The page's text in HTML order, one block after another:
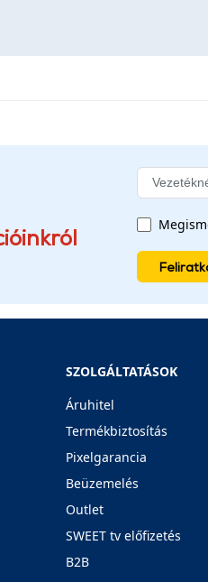
SZOLGÁLTATÁSOK
Áruhitel
Termékbiztosítás
Pixelgarancia
Beüzemelés
Outlet
SWEET tv előfizetés
B2B